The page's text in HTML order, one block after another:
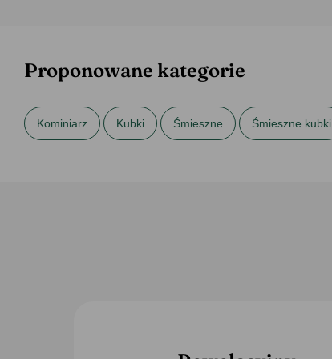
Proponowane kategorie
Kominiarz Kubki Śmieszne Śmieszne kubki